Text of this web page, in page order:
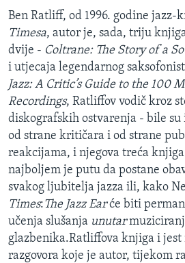
pretraguBOSNA I HERCEGOVINA
SVIJET
SPECIJALNI PROJEKTI
KORUPCIJA
SLOBODA MEDIJA
ŽENSKA STRANA
IZBJEGLIČKA STRANA
MAGAZIN
O GLASU AMERIKE
Learning English
PRATITE NAS
Ben Ratliff, od 1996. godine jazz-
Timesa, autor je, sada, triju
dvije - Coltrane: The Story of a
i utjecaja legendarnog
Jazz: A Critic’s Guide to the 100
Recordings, Ratliffov vodič kroz
diskografskih ostvarenja - bile su
od strane kritičara i od strane
reakcijama, i njegova treća
najboljem je putu da postane
svakog ljubitelja jazza ili, kako
Times:The Jazz Earće biti
učenja slušanja unutar
glazbenika.Ratliffova knjiga i
razgovora koje je autor, tijekom